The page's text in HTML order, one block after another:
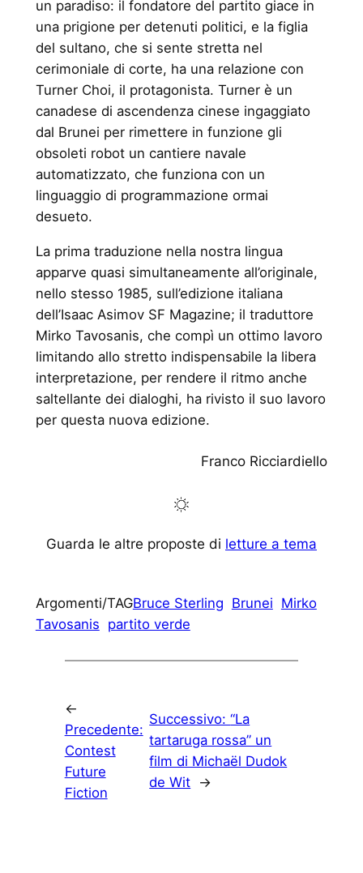
un paradiso: il fondatore del partito giace in
una prigione per detenuti politici, e la figlia
del sultano, che si sente stretta nel
cerimoniale di corte, ha una relazione con
Turner Choi, il protagonista. Turner è un
canadese di ascendenza cinese ingaggiato
dal Brunei per rimettere in funzione gli
obsoleti robot un cantiere navale
automatizzato, che funziona con un
linguaggio di programmazione ormai
desueto.
La prima traduzione nella nostra lingua
apparve quasi simultaneamente all’originale,
nello stesso 1985, sull’edizione italiana
dell’Isaac Asimov SF Magazine; il traduttore
Mirko Tavosanis, che compì un ottimo lavoro
limitando allo stretto indispensabile la libera
interpretazione, per rendere il ritmo anche
saltellante dei dialoghi, ha rivisto il suo lavoro
per questa nuova edizione.
Franco Ricciardiello
Guarda le altre proposte di letture a tema
Argomenti/TAGBruce Sterling Brunei Mirko
Tavosanis partito verde
←
Precedente:
Contest
Future
Fiction
Successivo:“La
tartaruga rossa” un
film di Michaël Dudok
de Wit →